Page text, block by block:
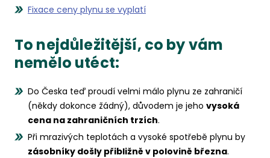
Fixace ceny plynu se vyplatí
To nejdůležitější, co by vám
nemělo utéct:
Do Česka teď proudí velmi málo plynu ze zahraničí
(někdy dokonce žádný), důvodem je jeho vysoká
cena na zahraničních trzích.
Při mrazivých teplotách a vysoké spotřebě plynu by
zásobníky došly přibližně v polovině března.